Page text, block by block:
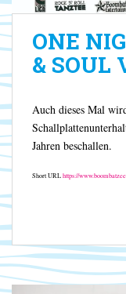
ONE
& SOUL
Auch dieses Mal
Jahren beschallen.
Short URLhttps://